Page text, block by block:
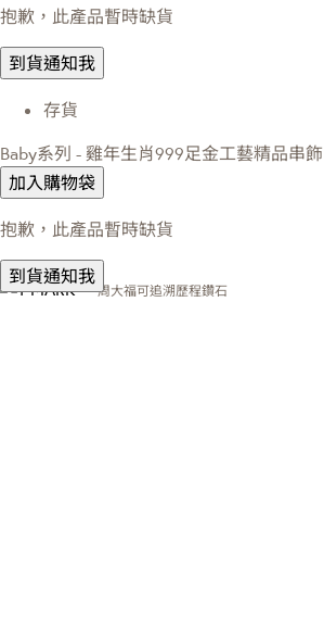
抱歉，此產品暫時缺貨
到貨通知我
存貨
Baby系列 - 雞年生肖999足金工藝精品串飾
加入購物袋
抱歉，此產品暫時缺貨
到貨通知我
周大福可追溯歷程鑽石